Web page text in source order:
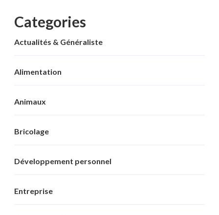
Categories
Actualités & Généraliste
Alimentation
Animaux
Bricolage
Développement personnel
Entreprise